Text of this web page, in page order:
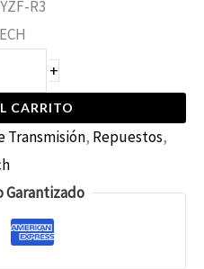
R3
+
CARRITO
Transmisión, Repuestos,
Garantizado